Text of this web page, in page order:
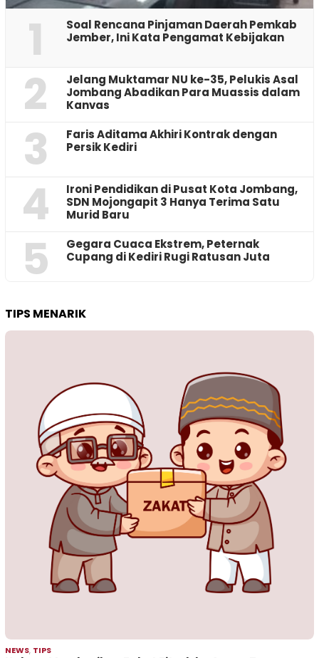
1
‎Soal Rencana Pinjaman Daerah Pemkab
Jember, Ini Kata Pengamat Kebijakan ‎
2
Jelang Muktamar NU ke-35, Pelukis Asal
Jombang Abadikan Para Muassis dalam
Kanvas
3
Faris Aditama Akhiri Kontrak dengan
Persik Kediri
4
Ironi Pendidikan di Pusat Kota Jombang,
SDN Mojongapit 3 Hanya Terima Satu
Murid Baru
5
‎Gegara Cuaca Ekstrem, Peternak
Cupang di Kediri Rugi Ratusan Juta
TIPS MENARIK
NEWS, TIPS